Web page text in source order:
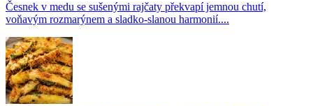
Česnek v medu se sušenými rajčaty překvapí jemnou chutí,
voňavým rozmarýnem a sladko-slanou harmonií....